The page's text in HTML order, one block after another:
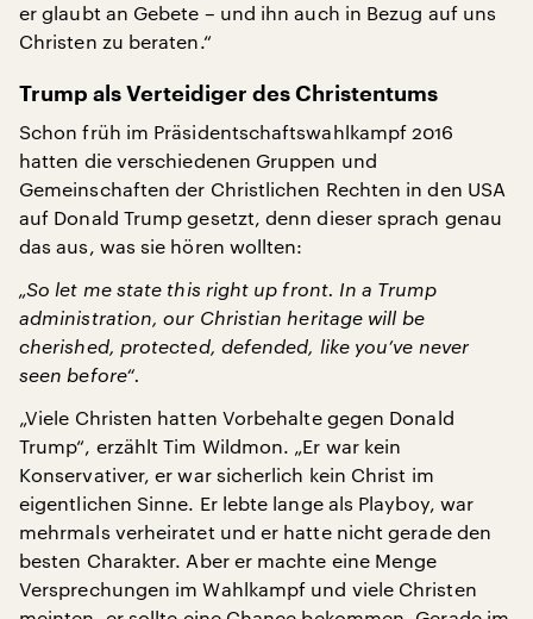
er glaubt an Gebete – und ihn auch in Bezug auf uns
Christen zu beraten.“
Trump als Verteidiger des Christentums
Schon früh im Präsidentschaftswahlkampf 2016
hatten die verschiedenen Gruppen und
Gemeinschaften der Christlichen Rechten in den USA
auf Donald Trump gesetzt, denn dieser sprach genau
das aus, was sie hören wollten:
„So let me state this right up front. In a Trump
administration, our Christian heritage will be
cherished, protected, defended, like you’ve never
seen before“.
„Viele Christen hatten Vorbehalte gegen Donald
Trump“, erzählt Tim Wildmon. „Er war kein
Konservativer, er war sicherlich kein Christ im
eigentlichen Sinne. Er lebte lange als Playboy, war
mehrmals verheiratet und er hatte nicht gerade den
besten Charakter. Aber er machte eine Menge
Versprechungen im Wahlkampf und viele Christen